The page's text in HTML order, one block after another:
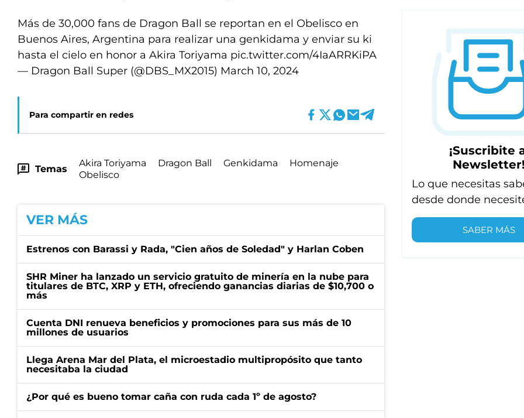
Más de 30,000 fans de Dragon Ball se reportan en el Obelisco en
Buenos Aires, Argentina para realizar una genkidama y enviar su ki
hasta el cielo en honor a Akira Toriyama pic.twitter.com/4IaARRKiPA
— Dragon Ball Super (@DBS_MX2015) March 10, 2024
Para compartir en redes
Temas
Akira Toriyama Dragon Ball Genkidama
Homenaje
Obelisco
VER MÁS
Estrenos con Barassi y Rada, "Cien años de Soledad" y Harlan Coben
SHR Miner ha lanzado un servicio gratuito de minería en la nube para
titulares de BTC, XRP y ETH, ofreciendo ganancias diarias de $10,700 o
más
Cuenta DNI renueva beneficios y promociones para sus más de 10
millones de usuarios
Llega Arena Mar del Plata, el microestadio multipropósito que tanto
necesitaba la ciudad
¿Por qué es bueno tomar caña con ruda cada 1º de agosto?
¡Suscribite
Newsletter!
Lo que necesitas
desde donde
SABER MÁS